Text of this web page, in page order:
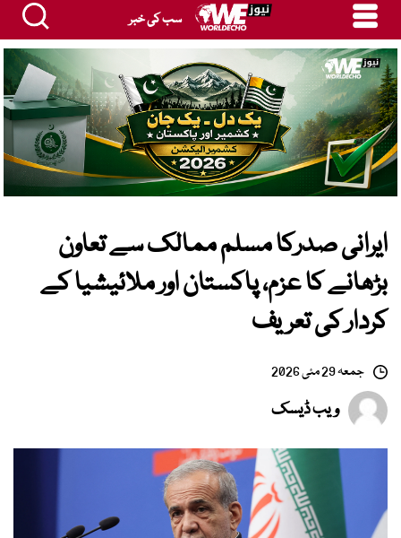
سب کی خبر
ایرانی صدرکا مسلم ممالک سے تعاون
بڑھانے کا عزم، پاکستان اور ملائیشیا کے
کردار کی تعریف
جمعہ 29 مئی 2026
ویب ڈیسک